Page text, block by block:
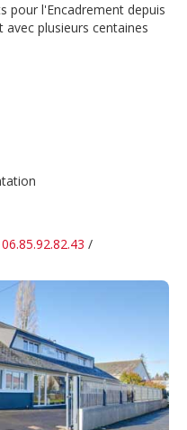
pour l'Encadrement depuis
plusieurs centaines
06.85.92.82.43 /